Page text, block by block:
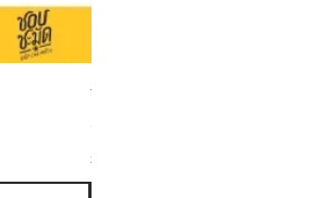
ชามเคลือบ Enamel Food grade ล
ภาษี รวม